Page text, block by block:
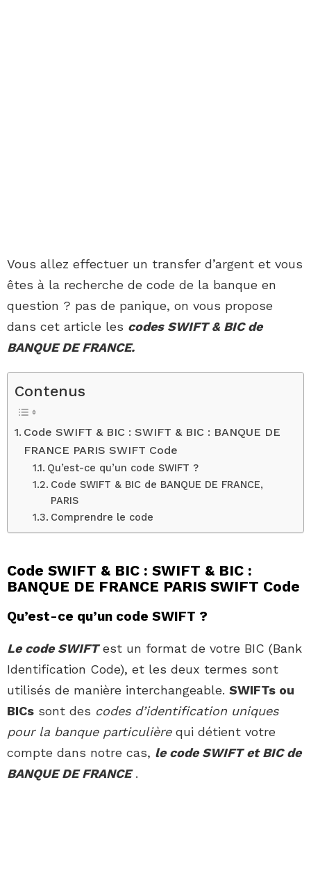
Vous allez effectuer un transfer d’argent et vous
êtes à la recherche de code de la banque en
question ? pas de panique, on vous propose
dans cet article les codes SWIFT & BIC de
BANQUE DE FRANCE.
Contenus
Code SWIFT & BIC : SWIFT & BIC : BANQUE DE
FRANCE PARIS SWIFT Code
Qu’est-ce qu’un code SWIFT ?
Code SWIFT & BIC de BANQUE DE FRANCE,
PARIS
Comprendre le code
Code SWIFT & BIC : SWIFT & BIC :
BANQUE DE FRANCE PARIS SWIFT Code
Qu’est-ce qu’un code SWIFT ?
Le code SWIFTest un format de votre BIC (Bank
Identification Code), et les deux termes sont
utilisés de manière interchangeable. SWIFTs ou
BICs sont des codes d’identification uniques
pour la banque particulière qui détient votre
compte dans notre cas, le code SWIFT et BIC de
BANQUE DE FRANCE.